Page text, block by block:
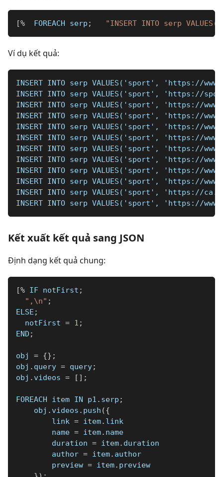
[%
  FOREACH serp
; "INSERT INTO serp
Ví dụ kết quả:
INSERT INTO serp VALUES('sport', 'https://
INSERT INTO serp VALUES('sport', 'https://
INSERT INTO serp VALUES('sport', 'https://
INSERT INTO serp VALUES('sport', 'https://
INSERT INTO serp VALUES('sport', 'https://
INSERT INTO serp VALUES('sport', 'https://
INSERT INTO serp VALUES('sport', 'https://
INSERT INTO serp VALUES('sport', 'https://
INSERT INTO serp VALUES('sport', 'https://
INSERT INTO serp VALUES('sport', 'https://
INSERT INTO serp VALUES('sport', 'https://
INSERT INTO serp VALUES('sport', 'https://
Kết xuất kết quả sang JSON
Định dạng kết quả chung:
[% IF notFirst ;
",\n" ;
ELSE ;
  notFirst
= 1 ;
END ;
obj = {} ;
obj . query = query;
obj . videos = [ ] ;
FOREACH item IN p1 . serp ;
    obj
. videos . push ({
        link
= item. link
        name
= item. name
        duration
= item. duration
        author
= item. author
        preview
= item. preview